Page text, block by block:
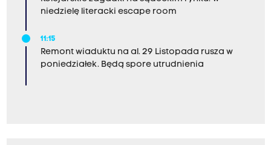
niedzielę literacki escape room
11:15
Remont wiaduktu na al. 29 Listopada rusza w
poniedziałek. Będą spore utrudnienia